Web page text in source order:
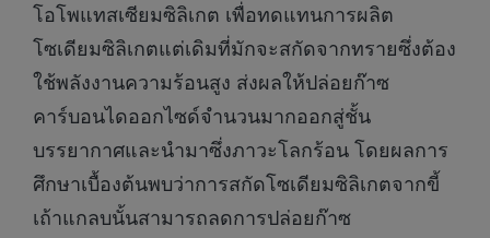
โอโพแทสเซียมซิลิเกต เพื่อทดแทนการผลิต
โซเดียมซิลิเกตแต่เดิมที่มักจะสกัดจากทรายซึ่งต้อง
ใช้พลังงานความร้อนสูง ส่งผลให้ปล่อยก๊าซ
คาร์บอนไดออกไซด์จำนวนมากออกสู่ชั้น
บรรยากาศและนำมาซึ่งภาวะโลกร้อน โดยผลการ
ศึกษาเบื้องต้นพบว่าการสกัดโซเดียมซิลิเกตจากขี้
เถ้าแกลบนั้นสามารถลดการปล่อยก๊าซ